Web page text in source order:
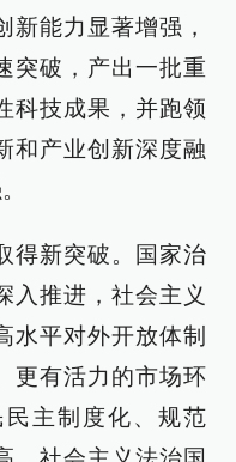
新能力显著增强，
突破，产出一批重
科技成果，并跑领
和产业创新深度融
新突破。国家治
入推进，社会主义
水平对外开放体制
更有活力的市场环
主制度化、规范